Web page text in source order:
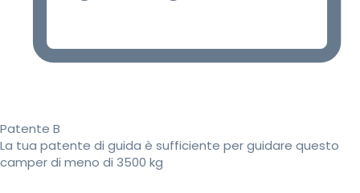
Patente B
La tua patente di guida è sufficiente per guidare questo
camper di meno di 3500 kg